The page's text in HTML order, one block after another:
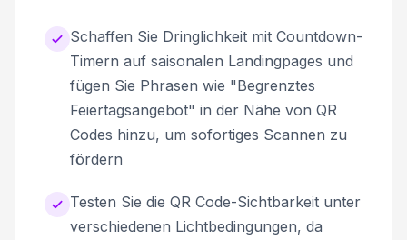
Schaffen Sie Dringlichkeit mit Countdown-
Timern auf saisonalen Landingpages und
fügen Sie Phrasen wie "Begrenztes
Feiertagsangebot" in der Nähe von QR
Codes hinzu, um sofortiges Scannen zu
fördern
Testen Sie die QR Code-Sichtbarkeit unter
verschiedenen Lichtbedingungen, da